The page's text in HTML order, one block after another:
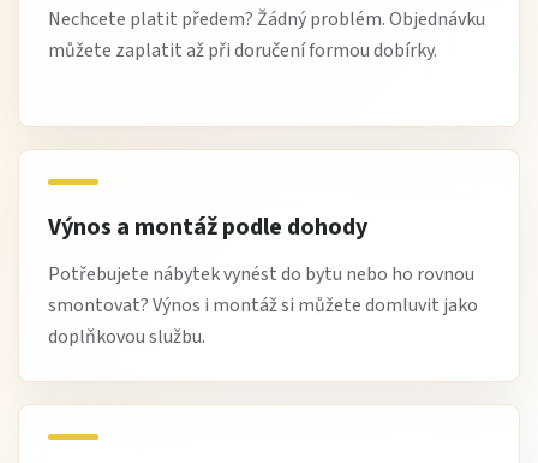
Nechcete platit předem? Žádný problém. Objednávku
můžete zaplatit až při doručení formou dobírky.
Výnos a montáž podle dohody
Potřebujete nábytek vynést do bytu nebo ho rovnou
smontovat? Výnos i montáž si můžete domluvit jako
doplňkovou službu.